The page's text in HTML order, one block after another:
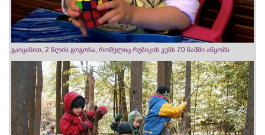
გაიცანით, 2 წლის გოგონა, რომელიც რუბიკის კუბს 70 წამში აწყობს